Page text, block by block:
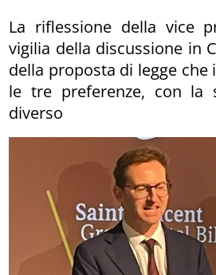
La riflessione della vice
vigilia della discussione in
della proposta di legge
le tre preferenze, con la
diverso